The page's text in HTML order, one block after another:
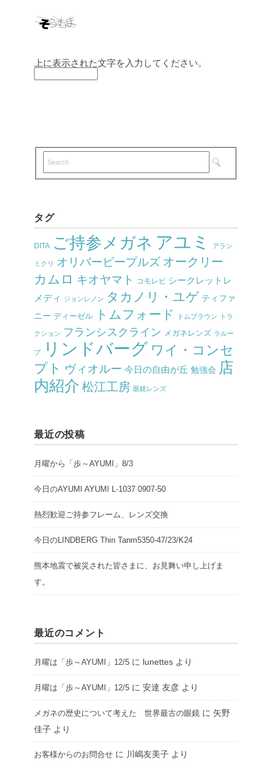
上に表示された文字を入力してください。
タグ
DITA ご持参メガネ アユミ アラン
ミクリ オリバーピープルズ オークリー
カムロ キオヤマト コモレビ シークレットレ
メディ
ジョンレノン タカノリ・ユゲ ティファ
ニー ディーゼル トムフォード トムブラウン トラ
クション フランシスクライン メガネレンズ ラルー
プ リンドバーグ ワイ・コンセ
プト ヴィオルー 今日の自由が丘 勉強会 店
内紹介 松江工房 眼鏡レンズ
最近の投稿
月曜から「歩～AYUMI」8/3
今日のAYUMI AYUMI L-1037 0907-50
熱烈歓迎ご持参フレーム、レンズ交換
今日のLINDBERG Thin Tanm5350-47/23/K24
熊本地震で被災された皆さまに、お見舞い申し上げま
す。
最近のコメント
月曜は「歩～AYUMI」12/5 に lunettes より
月曜は「歩～AYUMI」12/5 に 安達 友彦 より
メガネの歴史について考えた 世界最古の眼鏡 に 矢野
佳子 より
お客様からのお問合せ に 川嶋友美子 より